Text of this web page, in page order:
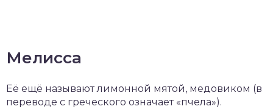
Мелисса
Её ещё называют лимонной мятой, медовиком (в
переводе с греческого означает «пчела»).